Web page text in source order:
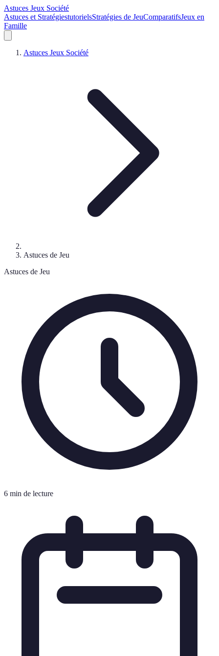
Astuces Jeux Société
Astuces et StratégiestutorielsStratégies de JeuComparatifsJeux en
Famille
Astuces Jeux Société
Astuces de Jeu
Astuces de Jeu
6 min de lecture